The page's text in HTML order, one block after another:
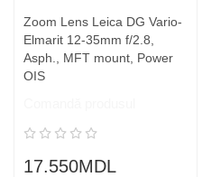
Zoom Lens Leica DG Vario-
Elmarit 12-35mm f/2.8,
Asph., MFT mount, Power
OIS
17.550MDL